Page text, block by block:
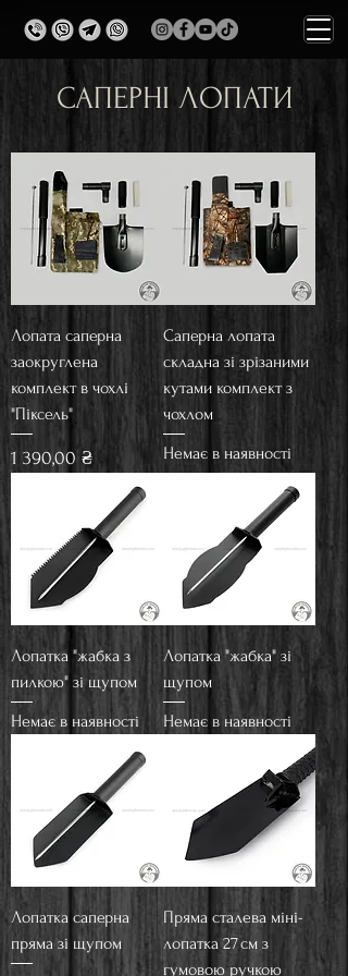
САПЕРНІ ЛОПАТИ
Лопата саперна
заокруглена
комплект в чохлі
"Піксель"
Ціна
1 390,00 ₴
Саперна лопата
складна зі зрізаними
кутами комплект з
чохлом
Немає в наявності
Лопатка "жабка з
пилкою" зі щупом
Немає в наявності
Лопатка "жабка" зі
щупом
Немає в наявності
Лопатка саперна
пряма зі щупом
Пряма сталева міні-
лопатка 27 см з
гумовою ручкою